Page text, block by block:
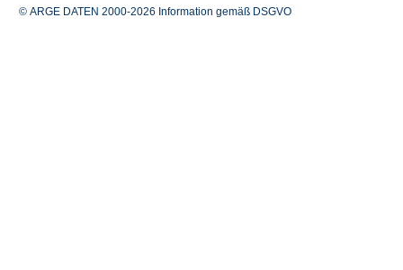
© ARGE DATEN 2000-2026 Information gemäß DSGVO